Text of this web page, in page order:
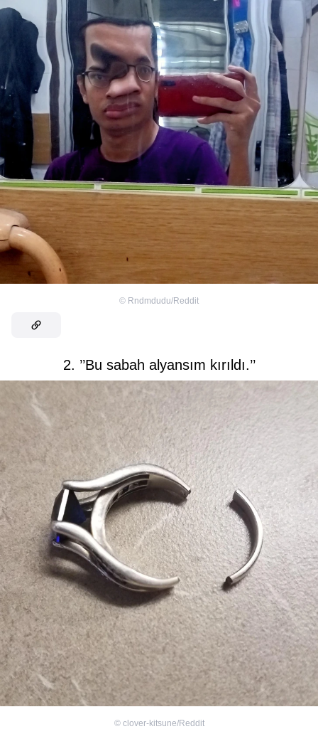
© Rndmdudu/Reddit
2. ’’Bu sabah alyansım kırıldı.’’
© clover-kitsune/Reddit